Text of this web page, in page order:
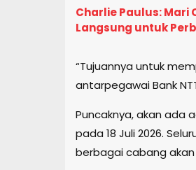
Charlie Paulus: Mari
Langsung untuk
“Tujuannya untuk
antarpegawai Bank
Puncaknya, akan ada
pada 18 Juli 2026.
berbagai cabang